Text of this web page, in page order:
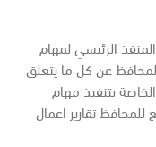
الرئيسي لمهام
عن كل ما يتعلق
بتنفيذ مهام
تقارير اعمال